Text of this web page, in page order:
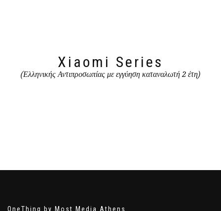
Xiaomi Series
(Ελληνικής Αντιπροσωπίας με εγγύηση καταναλωτή 2 έτη)
OneThing by Most Media Athens